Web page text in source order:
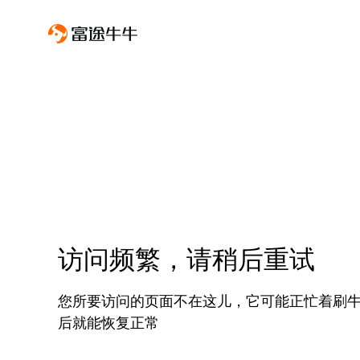
访问频繁，请稍后重试
您所要访问的页面不在这儿，它可能正忙着刷
后就能恢复正常